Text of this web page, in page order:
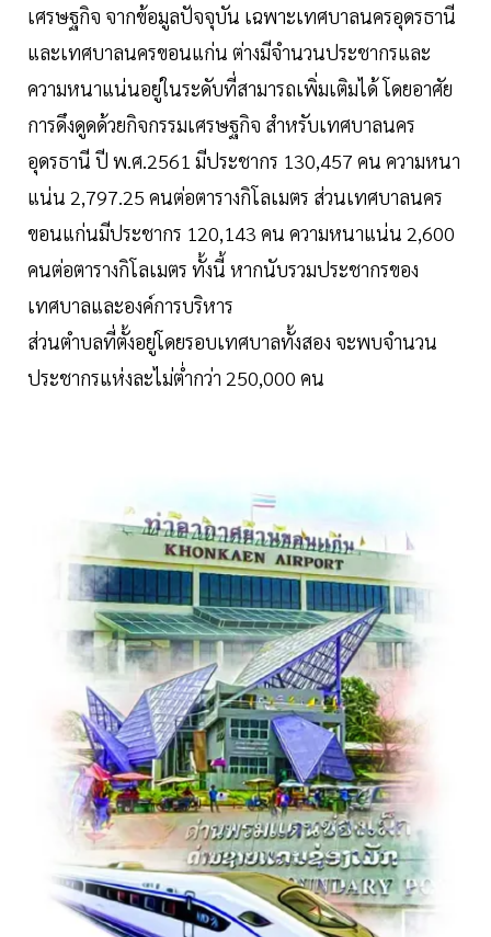
เศรษฐกิจ จากข้อมูลปัจจุบัน เฉพาะเทศบาลนครอุดรธานี
และเทศบาลนครขอนแก่น ต่างมีจำนวนประชากรและ
ความหนาแน่นอยู่ในระดับที่สามารถเพิ่มเติมได้ โดยอาศัย
การดึงดูดด้วยกิจกรรมเศรษฐกิจ สำหรับเทศบาลนคร
อุดรธานี ปี พ.ศ.2561 มีประชากร 130,457 คน ความหนา
แน่น 2,797.25 คนต่อตารางกิโลเมตร ส่วนเทศบาลนคร
ขอนแก่นมีประชากร 120,143 คน ความหนาแน่น 2,600
คนต่อตารางกิโลเมตร ทั้งนี้ หากนับรวมประชากรของ
เทศบาลและองค์การบริหาร
ส่วนตำบลที่ตั้งอยู่โดยรอบเทศบาลทั้งสอง จะพบจำนวน
ประชากรแห่งละไม่ต่ำกว่า 250,000 คน